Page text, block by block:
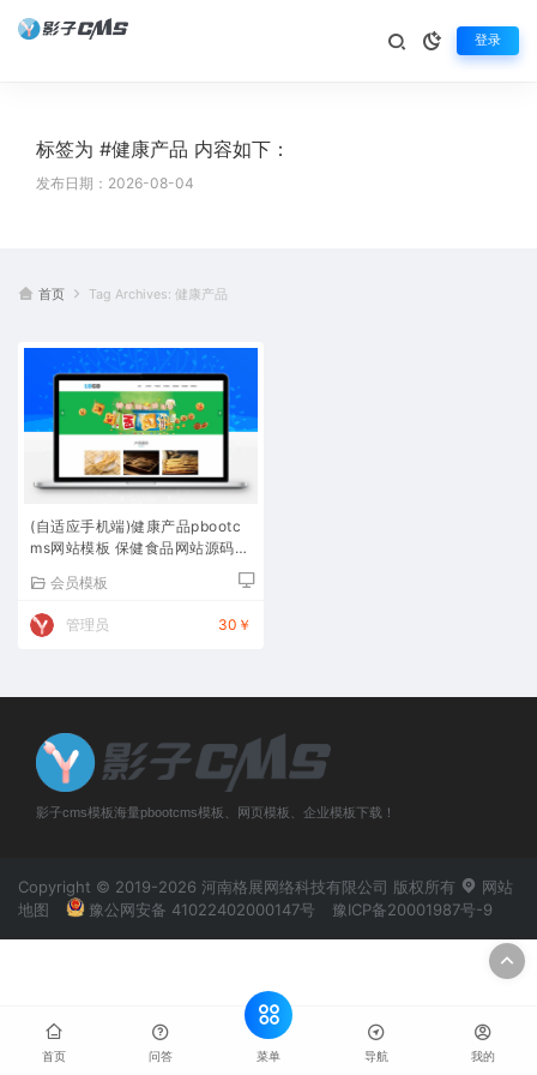
登录
标签为 #健康产品 内容如下：
发布日期：2026-08-04
首页 Tag Archives: 健康产品
(自适应手机端)健康产品pbootc
ms网站模板 保健食品网站源码下
会员模板
管理员 30￥
影子cms模板海量pbootcms模板、网页模板、企业模板下载！
Copyright © 2019-2026 河南格展网络科技有限公司 版权所有
网站
地图
豫公网安备 41022402000147号 豫ICP备20001987号-9
首页 问答 菜单 导航 我的